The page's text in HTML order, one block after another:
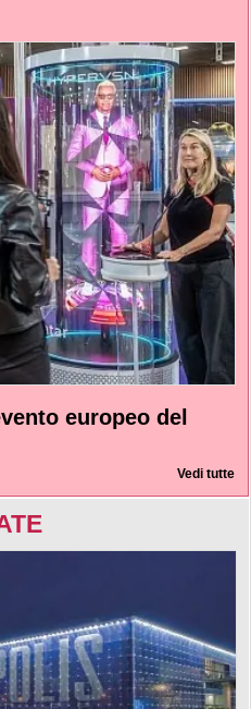
europeo del
Vedi tutte